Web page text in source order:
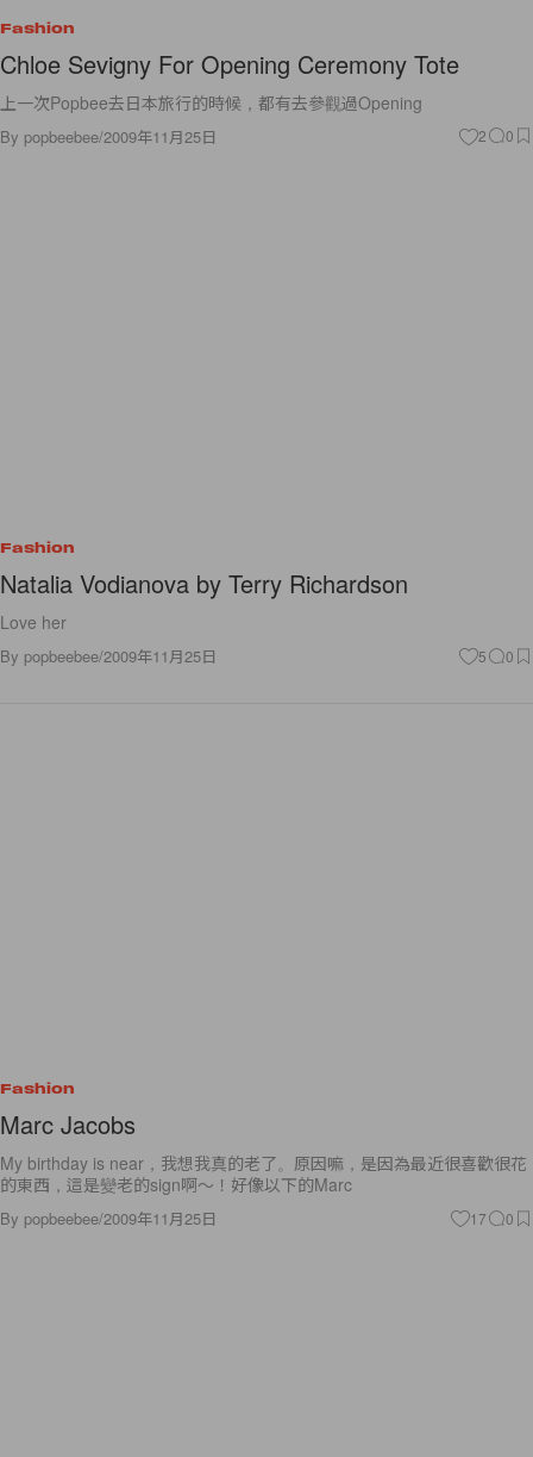
Fashion
Chloe Sevigny For Opening Ceremony Tote
上一次Popbee去日本旅行的時候，都有去參觀過Opening
By popbeebee/2009年11月25日 2 0
Fashion
Natalia Vodianova by Terry Richardson
Love her
By popbeebee/2009年11月25日 5 0
Fashion
Marc Jacobs
My birthday is near，我想我真的老了。原因嘛，是因為最近很喜歡很花
的東西，這是變老的sign啊～！好像以下的Marc
By popbeebee/2009年11月25日 17 0